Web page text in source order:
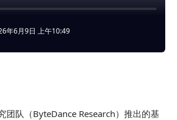
年6月9日 上午10:49
团队（ByteDance Research）推出的基